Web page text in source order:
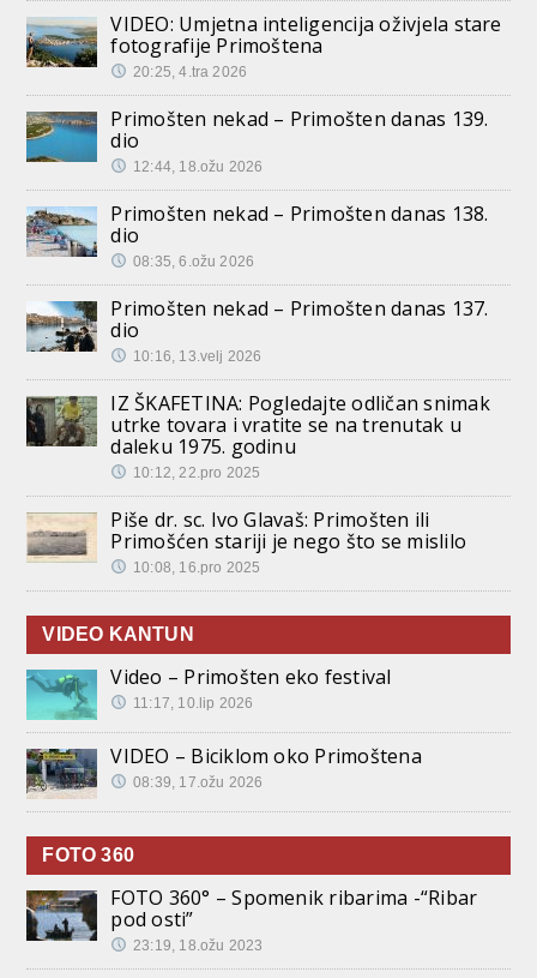
VIDEO: Umjetna inteligencija oživjela stare
fotografije Primoštena
20:25, 4.tra 2026
Primošten nekad – Primošten danas 139.
dio
12:44, 18.ožu 2026
Primošten nekad – Primošten danas 138.
dio
08:35, 6.ožu 2026
Primošten nekad – Primošten danas 137.
dio
10:16, 13.velj 2026
IZ ŠKAFETINA: Pogledajte odličan snimak
utrke tovara i vratite se na trenutak u
daleku 1975. godinu
10:12, 22.pro 2025
Piše dr. sc. Ivo Glavaš: Primošten ili
Primošćen stariji je nego što se mislilo
10:08, 16.pro 2025
VIDEO KANTUN
Video – Primošten eko festival
11:17, 10.lip 2026
VIDEO – Biciklom oko Primoštena
08:39, 17.ožu 2026
FOTO 360
FOTO 360° – Spomenik ribarima -“Ribar
pod osti”
23:19, 18.ožu 2023